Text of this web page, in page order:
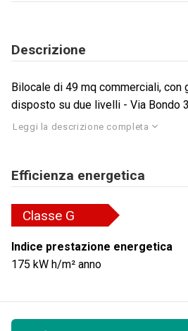
Descrizione
Bilocale di 49 mq commerciali, con
disposto su due livelli - Via Bondo
Leggi la descrizione completa
Efficienza energetica
Classe G
Indice prestazione energetica
175 kW h/m² anno